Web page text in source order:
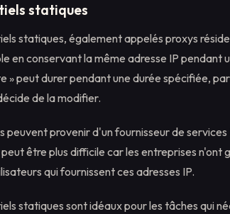
statiques
statiques, également appelés proxys
en conservant la même adresse IP pendant
» peut durer pendant une durée spécifiée,
de la modifier.
peuvent provenir d'un fournisseur de
être plus difficile car les entreprises n'ont
qui fournissent ces adresses IP.
statiques sont idéaux pour les tâches qui